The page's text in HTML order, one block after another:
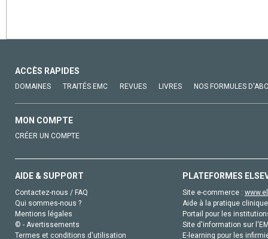
ACCÈS RAPIDES
DOMAINES TRAITÉS EMC REVUES LIVRES NOS FORMULES
MON COMPTE
CRÉER UN COMPTE
AIDE & SUPPORT
Contactez-nous / FAQ
Qui sommes-nous ?
Mentions légales
© - Avertissements
Termes et conditions d'utilisation
PLATEFORMES
Site e-commerce :
Aide à la pratique
Portail pour les
Site d'information sur
E-learning pour les